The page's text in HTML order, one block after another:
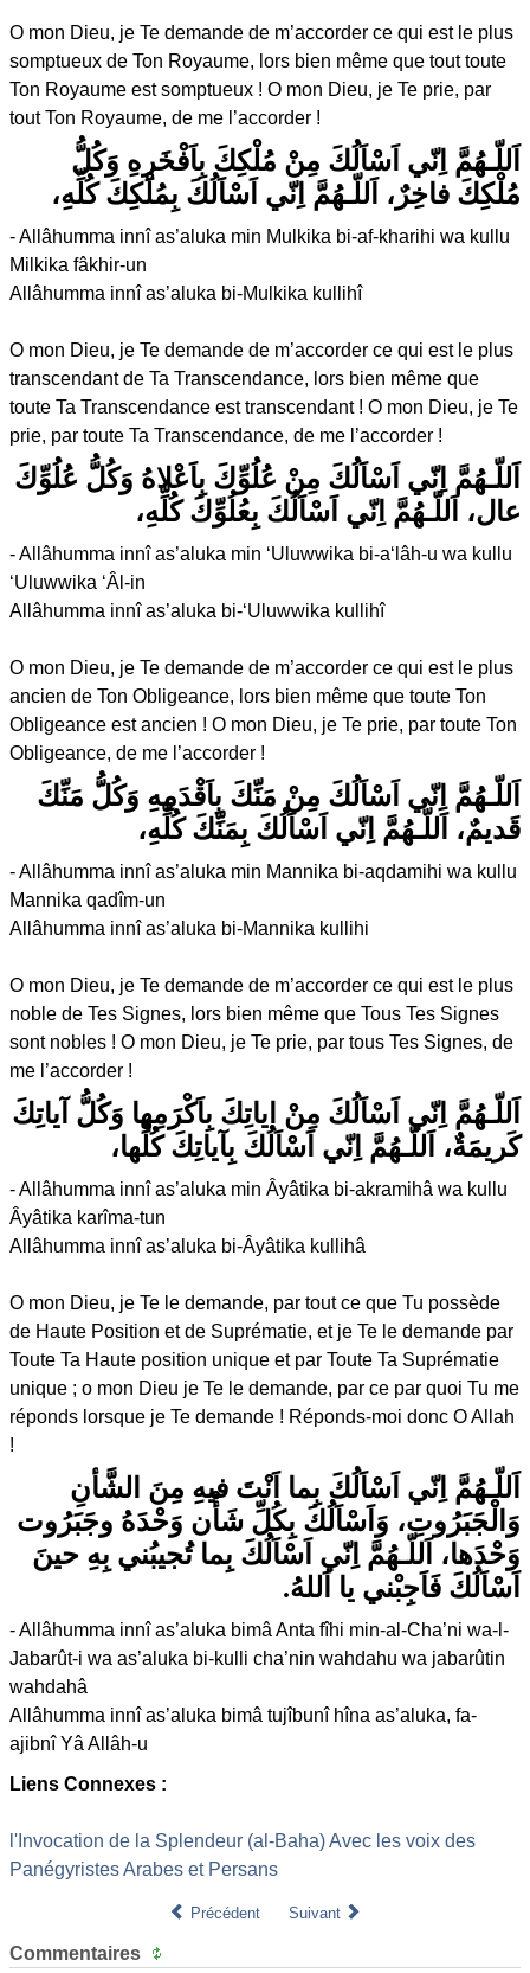
O mon Dieu, je Te demande de m’accorder ce qui est le plus
somptueux de Ton Royaume, lors bien même que tout toute
Ton Royaume est somptueux ! O mon Dieu, je Te prie, par
tout Ton Royaume, de me l’accorder !
اَللّـهُمَّ اِنّي اَسْاَلُكَ مِنْ مُلْكِكَ بِاَفْخَرِهِ وَكُلُّ
مُلْكِكَ فاخِرٌ، اَللّـهُمَّ اِنّي اَسْاَلُكَ بِمُلْكِكَ كُلِّهِ،
- Allâhumma innî as’aluka min Mulkika bi-af-kharihi wa kullu
Milkika fâkhir-un
Allâhumma innî as’aluka bi-Mulkika kullihî
O mon Dieu, je Te demande de m’accorder ce qui est le plus
transcendant de Ta Transcendance, lors bien même que
toute Ta Transcendance est transcendant ! O mon Dieu, je Te
prie, par toute Ta Transcendance, de me l’accorder !
اَللّـهُمَّ اِنّي اَسْاَلُكَ مِنْ عُلُوِّكَ بِاَعْلاهُ وَكُلُّ عُلُوِّكَ
عال، اَللّـهُمَّ اِنّي اَسْاَلُكَ بِعُلُوِّكَ كُلِّهِ،
- Allâhumma innî as’aluka min ‘Uluwwika bi-a‘lâh-u wa kullu
‘Uluwwika ‘Âl-in
Allâhumma innî as’aluka bi-‘Uluwwika kullihî
O mon Dieu, je Te demande de m’accorder ce qui est le plus
ancien de Ton Obligeance, lors bien même que toute Ton
Obligeance est ancien ! O mon Dieu, je Te prie, par toute Ton
Obligeance, de me l’accorder !
اَللّـهُمَّ اِنّي اَسْاَلُكَ مِنْ مَنِّكَ بِاَقْدَمِهِ وَكُلُّ مَنِّكَ
قَديمٌ، اَللّـهُمَّ اِنّي اَسْاَلُكَ بِمَنِّكَ كُلِّهِ،
- Allâhumma innî as’aluka min Mannika bi-aqdamihi wa kullu
Mannika qadîm-un
Allâhumma innî as’aluka bi-Mannika kullihi
O mon Dieu, je Te demande de m’accorder ce qui est le plus
noble de Tes Signes, lors bien même que Tous Tes Signes
sont nobles ! O mon Dieu, je Te prie, par tous Tes Signes, de
me l’accorder !
اَللّـهُمَّ اِنّي اَسْاَلُكَ مِنْ اياتِكَ بِاَكْرَمِها وَكُلُّ آياتِكَ
كَريمَةٌ، اَللّـهُمَّ اِنّي اَسْاَلُكَ بِآياتِكَ كُلِّها،
- Allâhumma innî as’aluka min Âyâtika bi-akramihâ wa kullu
Âyâtika karîma-tun
Allâhumma innî as’aluka bi-Âyâtika kullihâ
O mon Dieu, je Te le demande, par tout ce que Tu possède
de Haute Position et de Suprématie, et je Te le demande par
Toute Ta Haute position unique et par Toute Ta Suprématie
unique ; o mon Dieu je Te le demande, par ce par quoi Tu me
réponds lorsque je Te demande ! Réponds-moi donc O Allah
!
اَللّـهُمَّ اِنّي اَسْاَلُكَ بِما اَنْتَ فيهِ مِنَ الشَّأنِ
وَالْجَبَرُوتِ، وَاَسْاَلُكَ بِكُلِّ شَأْن وَحْدَهُ وجَبَرُوت
وَحْدَها، اَللّـهُمَّ اِنّي اَسْاَلُكَ بِما تُجيبُني بِهِ حينَ
اَسْاَلُكَ فَاَجِبْني يا اَللهُ.
- Allâhumma innî as’aluka bimâ Anta fîhi min-al-Cha’ni wa-l-
Jabarût-i wa as’aluka bi-kulli cha’nin wahdahu wa jabarûtin
wahdahâ
Allâhumma innî as’aluka bimâ tujîbunî hîna as’aluka, fa-
ajibnî Yâ Allâh-u
Liens Connexes :
l'Invocation de la Splendeur (al-Baha) Avec les voix des
Panégyristes Arabes et Persans
Précédent Suivant
Commentaires